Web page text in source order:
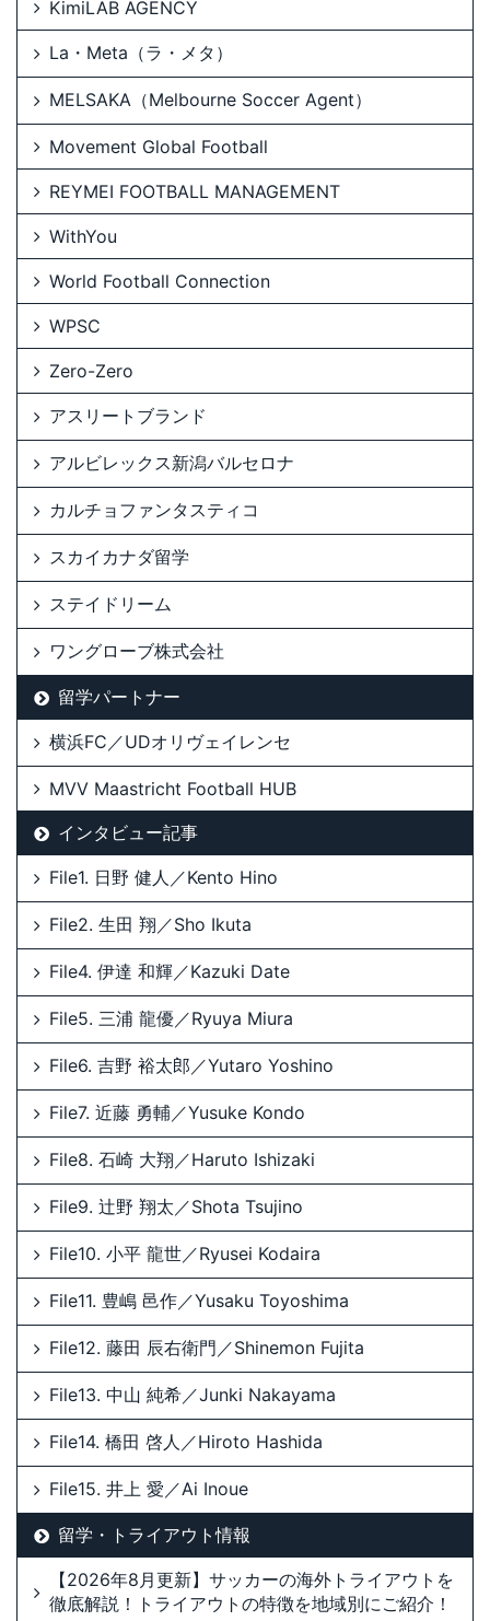
KimiLAB AGENCY
La・Meta（ラ・メタ）
MELSAKA（Melbourne Soccer Agent）
Movement Global Football
REYMEI FOOTBALL MANAGEMENT
WithYou
World Football Connection
WPSC
Zero-Zero
アスリートブランド
アルビレックス新潟バルセロナ
カルチョファンタスティコ
スカイカナダ留学
ステイドリーム
ワングローブ株式会社
留学パートナー
横浜FC／UDオリヴェイレンセ
MVV Maastricht Football HUB
インタビュー記事
File1. 日野 健人／Kento Hino
File2. 生田 翔／Sho Ikuta
File4. 伊達 和輝／Kazuki Date
File5. 三浦 龍優／Ryuya Miura
File6. 吉野 裕太郎／Yutaro Yoshino
File7. 近藤 勇輔／Yusuke Kondo
File8. 石崎 大翔／Haruto Ishizaki
File9. 辻野 翔太／Shota Tsujino
File10. 小平 龍世／Ryusei Kodaira
File11. 豊嶋 邑作／Yusaku Toyoshima
File12. 藤田 辰右衛門／Shinemon Fujita
File13. 中山 純希／Junki Nakayama
File14. 橋田 啓人／Hiroto Hashida
File15. 井上 愛／Ai Inoue
留学・トライアウト情報
【2026年8月更新】サッカーの海外トライアウトを
徹底解説！トライアウトの特徴を地域別にご紹介！